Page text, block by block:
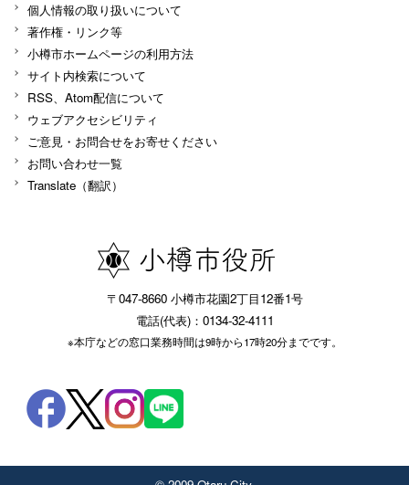
個人情報の取り扱いについて
著作権・リンク等
小樽市ホームページの利用方法
サイト内検索について
RSS、Atom配信について
ウェブアクセシビリティ
ご意見・お問合せをお寄せください
お問い合わせ一覧
Translate（翻訳）
〒047-8660 小樽市花園2丁目12番1号
電話(代表)：0134-32-4111
※本庁などの窓口業務時間は9時から17時20分までです。